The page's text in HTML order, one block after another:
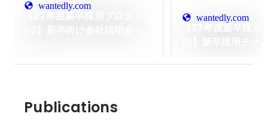
wantedly.com
wantedly.com
Publications